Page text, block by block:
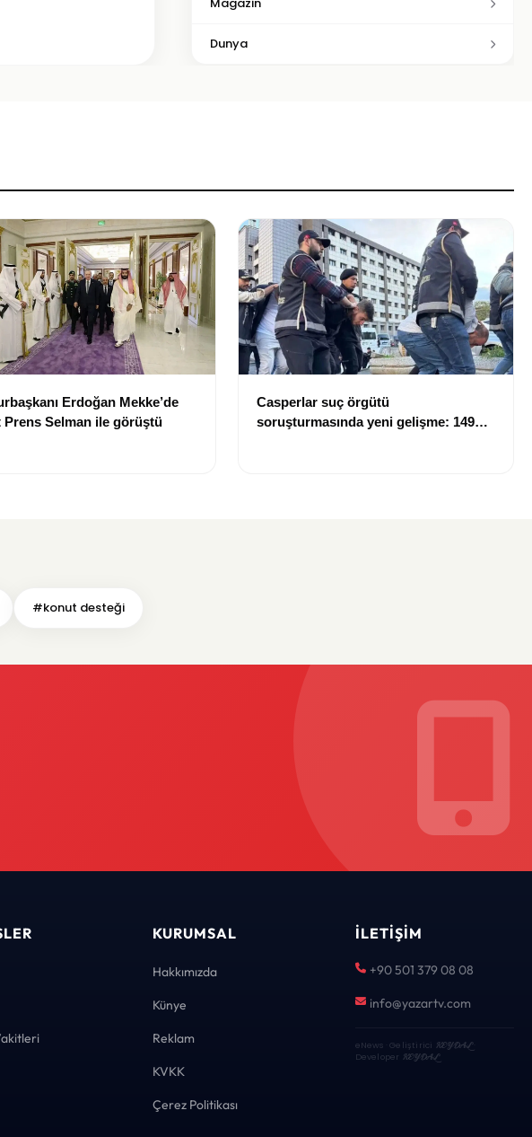
Dunya
Erdoğan Mekke’de
Prens Selman ile görüştü
Casperlar suç örgütü
soruşturmasında yeni gelişme: 149
#konut desteği
KURUMSAL
Hakkımızda
Künye
Reklam
KVKK
Çerez Politikası
İLETIŞIM
+90 501 379 08 08
info@yazartv.com
eNews · Geliştirici KEYDAL·
Developer KEYDAL